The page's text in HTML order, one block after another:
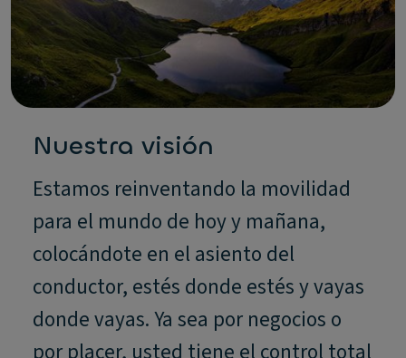
Nuestra visión
Estamos reinventando la movilidad
para el mundo de hoy y mañana,
colocándote en el asiento del
conductor, estés donde estés y vayas
donde vayas. Ya sea por negocios o